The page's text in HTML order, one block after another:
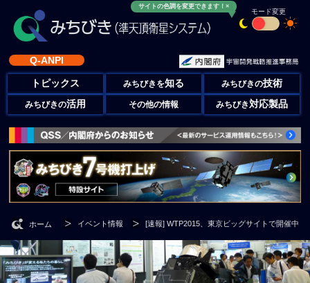
サイトの色調を変更できます！×
モード変更
Q-ANPI
トピックス みちびきを知る みちびきの技術
みちびきの活用 その他の情報 みちびき対応製品
ホーム イベント情報 [速報] WTP2015、東京ビッグサイトで開催中